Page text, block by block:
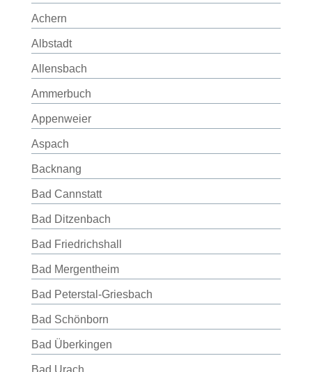
Achern
Albstadt
Allensbach
Ammerbuch
Appenweier
Aspach
Backnang
Bad Cannstatt
Bad Ditzenbach
Bad Friedrichshall
Bad Mergentheim
Bad Peterstal-Griesbach
Bad Schönborn
Bad Überkingen
Bad Urach